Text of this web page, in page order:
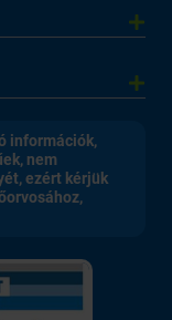
információk,
nem
ezért kérjük